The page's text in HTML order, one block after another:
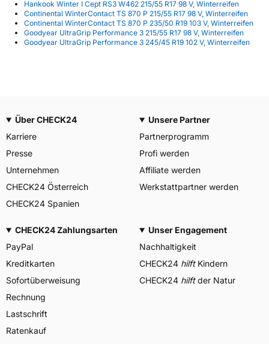
Hankook Winter I Cept RS3 W462 215/55 R17 98 V, Winterreifen
Continental WinterContact TS 870 P 215/55 R17 98 V, Winterreifen
Continental WinterContact TS 870 P 235/50 R19 103 V, Winterreifen
Goodyear UltraGrip Performance 3 215/55 R17 98 V, Winterreifen
Goodyear UltraGrip Performance 3 245/45 R19 102 V, Winterreifen
Über CHECK24
Karriere
Presse
Unternehmen
CHECK24 Österreich
CHECK24 Spanien
Unsere Partner
Partnerprogramm
Profi werden
Affiliate werden
Werkstattpartner werden
CHECK24 Zahlungsarten
PayPal
Kreditkarten
Sofortüberweisung
Rechnung
Lastschrift
Ratenkauf
Unser Engagement
Nachhaltigkeit
CHECK24 hilftKindern
CHECK24 hilftder Natur